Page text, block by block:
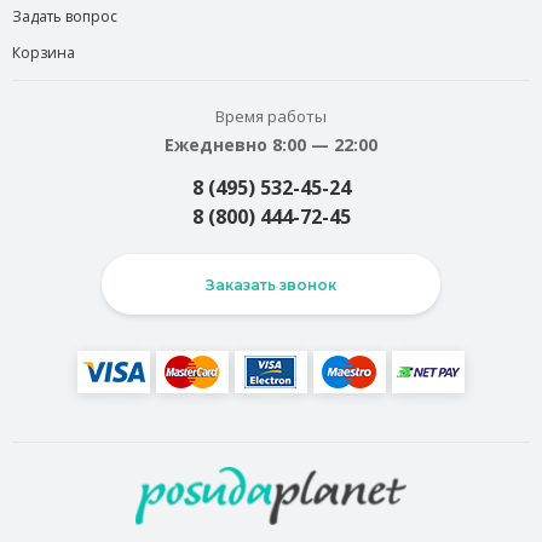
Задать вопрос
Корзина
Время работы
Ежедневно 8:00 — 22:00
8 (495) 532-45-24
8 (800) 444-72-45
Заказать звонок